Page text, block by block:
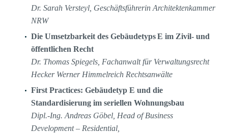
Dr. Sarah Versteyl, Geschäftsführerin Architektenkammer
NRW
Die Umsetzbarkeit des GebäudetypsE im Zivil- und
öffentlichen Recht
Dr. Thomas Spiegels, Fachanwalt für Verwaltungsrecht
Hecker Werner Himmelreich Rechtsanwälte
First Practices: Gebäudetyp E und die
Standardisierung im seriellen Wohnungsbau
Dipl.-Ing. Andreas Göbel, Head of Business
Development – Residential,